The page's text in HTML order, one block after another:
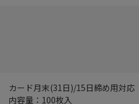
カード月末(31日)/15日締め用対応
内容量：100枚入